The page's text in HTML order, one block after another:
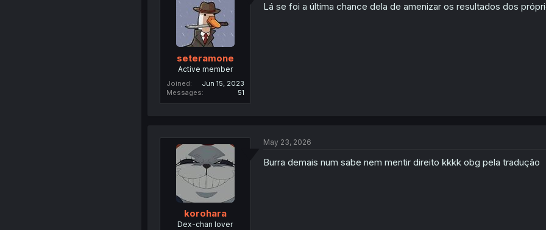
seteramone
Active member
Joined
Jun 15, 2023
Messages
51
Lá se foi a última chance dela de amenizar os resultados dos
korohara
Dex-chan lover
May 23, 2026
Burra demais num sabe nem mentir direito kkkk obg pela tradução